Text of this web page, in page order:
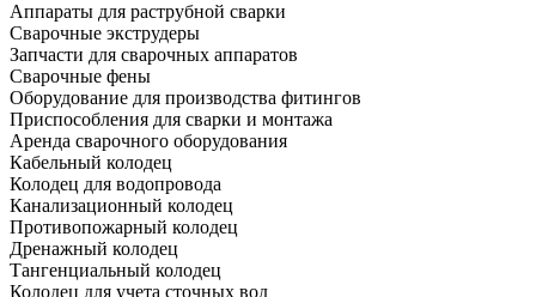
Аппараты для раструбной сварки
Сварочные экструдеры
Запчасти для сварочных аппаратов
Сварочные фены
Оборудование для производства фитингов
Приспособления для сварки и монтажа
Аренда сварочного оборудования
Кабельный колодец
Колодец для водопровода
Канализационный колодец
Противопожарный колодец
Дренажный колодец
Тангенциальный колодец
Колодец для учета сточных вод